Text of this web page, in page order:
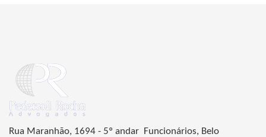
Rua Maranhão, 1694 - 5º andar Funcionários, Belo